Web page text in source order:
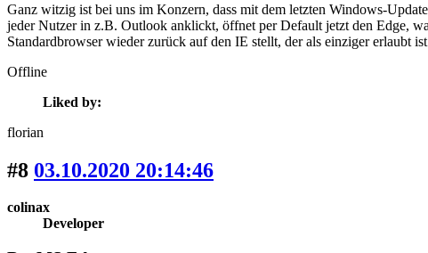
Ganz witzig ist bei uns im Konzern, dass mit dem letzten Windows-
jeder Nutzer in z.B. Outlook anklickt, öffnet per Default jetzt den Edge,
Standardbrowser wieder zurück auf den IE stellt, der als einziger erlaubt
Offline
Liked by:
florian
#8 03.10.2020 20:14:46
colinax
Developer